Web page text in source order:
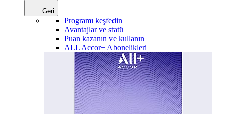
Geri
Programı keşfedin
Avantajlar ve statü
Puan kazanın ve kullanın
ALL Accor+ Abonelikleri